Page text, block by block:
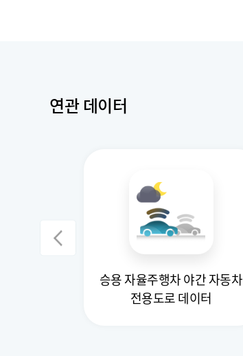
연관 데이터
승용 자율주행차 야간 자동차
전용도로 데이터